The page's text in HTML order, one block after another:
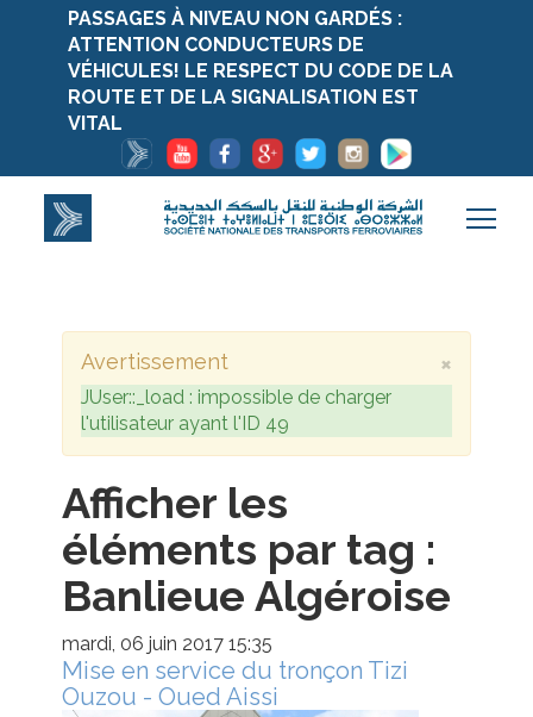
PASSAGES À NIVEAU NON GARDÉS :
ATTENTION CONDUCTEURS DE
VÉHICULES! LE RESPECT DU CODE DE LA
ROUTE ET DE LA SIGNALISATION EST
VITAL
×
Avertissement
JUser::_load : impossible de charger
l'utilisateur ayant l'ID 49
Afficher les
éléments par tag :
Banlieue Algéroise
mardi, 06 juin 2017 15:35
Mise en service du tronçon Tizi
Ouzou - Oued Aissi